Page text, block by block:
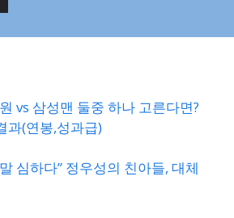
vs 삼성맨 둘중 하나 고른다면?
과(연봉,성과급)
심하다” 정우성의 친아들, 대체